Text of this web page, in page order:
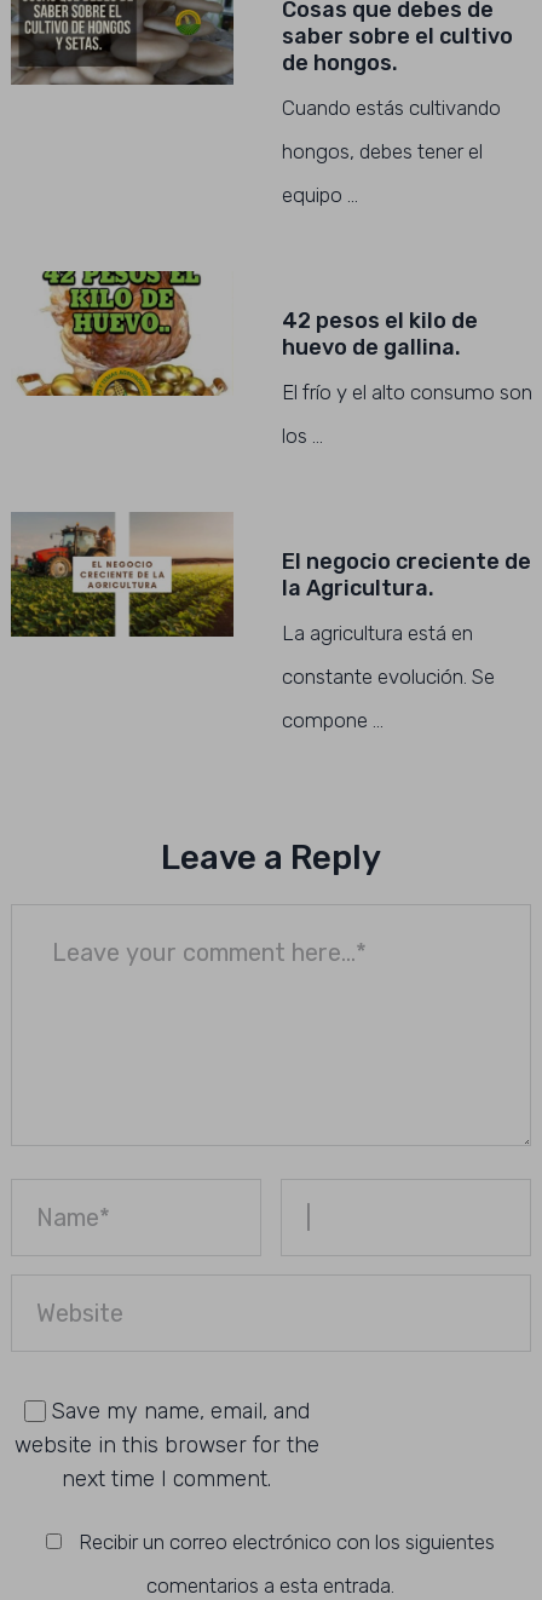
Cosas que debes de
saber sobre el cultivo
de hongos.
Cuando estás cultivando
hongos, debes tener el
equipo …
42 pesos el kilo de
huevo de gallina.
El frío y el alto consumo son
los …
El negocio creciente de
la Agricultura.
La agricultura está en
constante evolución. Se
compone …
Leave a Reply
Save my name, email, and
website in this browser for the
next time I comment.
Recibir un correo electrónico con los siguientes
comentarios a esta entrada.